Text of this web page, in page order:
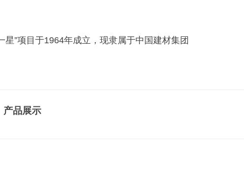
星”项目于1964年成立，现隶属于中国建材集团
产品展示